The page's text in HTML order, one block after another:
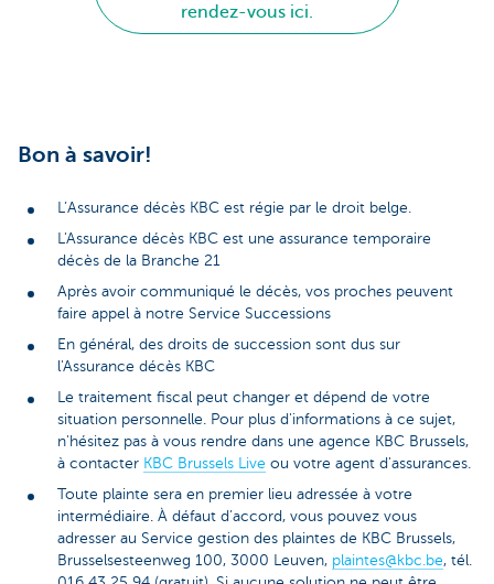
rendez-vous ici.
Bon à savoir!
L’Assurance décès KBC est régie par le droit belge.
L'Assurance décès KBC est une assurance temporaire
décès de la Branche 21
Après avoir communiqué le décès, vos proches peuvent
faire appel à notre Service Successions
En général, des droits de succession sont dus sur
l'Assurance décès KBC
Le traitement fiscal peut changer et dépend de votre
situation personnelle. Pour plus d'informations à ce sujet,
n'hésitez pas à vous rendre dans une agence KBC Brussels,
à contacter KBC Brussels Live ou votre agent d'assurances.
Toute plainte sera en premier lieu adressée à votre
intermédiaire. À défaut d’accord, vous pouvez vous
adresser au Service gestion des plaintes de KBC Brussels,
Brusselsesteenweg 100, 3000 Leuven, plaintes@kbc.be, tél.